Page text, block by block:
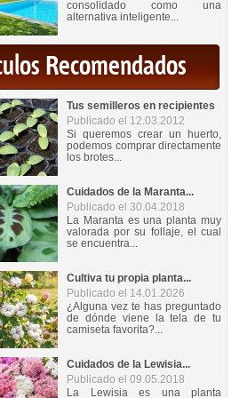
consolidado como una
alternativa inteligente...
Recomendados
Tus semilleros en recipientes
Publicado el 12.03.2012
Si queremos crear un huerto,
podemos comprar directamente
los brotes...
Cuidados de la Maranta...
Publicado el 30.04.2018
La Maranta es una planta muy
valorada por su follaje, el cual
se encuentra...
Cultiva tu propia planta...
Publicado el 14.01.2026
¿Alguna vez te has preguntado
de dónde viene la tela de tu
camiseta favorita?...
Cuidados de la Lewisia...
Publicado el 09.05.2018
La Lewisia es una planta